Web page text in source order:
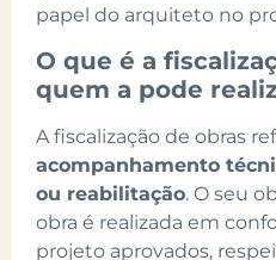
papel do arquiteto no
O que é a
quem a pode
A fiscalização de obras
acompanhamento
ou reabilitação. O seu
obra é realizada em
projeto aprovados,